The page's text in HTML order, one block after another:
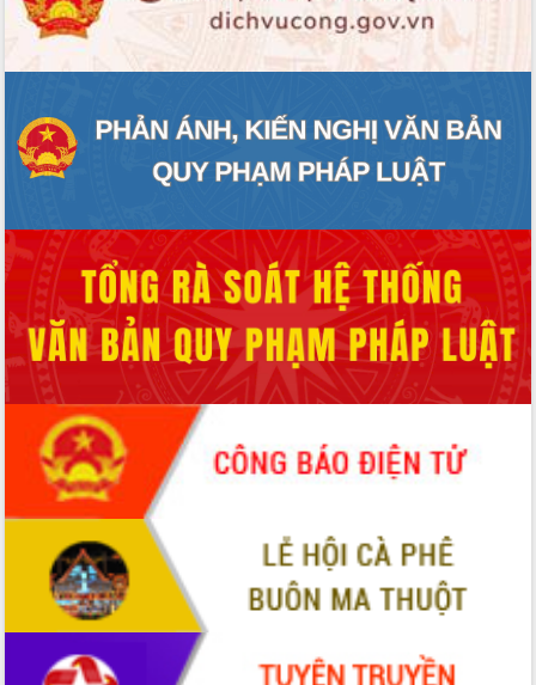
tay làm sạch môi trường
Xã Ea Kar bước chuyển mình trong
UBND tỉnh họp báo định kỳ tháng 4
năm 2026
Hội thảo khoa học “Giải pháp thúc đẩy
Tăng cường giám sát, đôn đốc thực
hiện nhiệm vụ quản lý tài sản công
hàng tuần
Tháo gỡ những vướng mắc, đẩy mạnh
công tác cải cách thủ tục hành chính
tại Trung tâm Phục vụ hành chính
công tỉnh
Đắk Lắk: Tôn vinh 46 giải pháp tại Hội
thi Sáng tạo Kỹ thuật 2024 - 2025
Đắk Lắk rà soát, điều chỉnh Đề án 190
về phát triển nuôi trồng thủy sản
Phó Chủ tịch UBND tỉnh Đắk Lắk
Trương Công Thái kiểm tra thực địa
Dự án cao tốc Khánh Hòa - Buôn Ma
Thuột
Định vị cà phê Việt Nam như một “di
sản sống” trong dòng chảy toàn cầu